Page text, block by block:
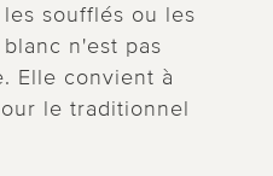
soufflés ou les
n'est pas
Elle convient à
le traditionnel